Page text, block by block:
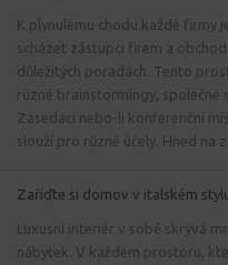
K plynulému chodu každé firmy
scházet zástupci firem a
důležitých poradách. Tento
různé brainstormingy, společné
Zasedací nebo-li konferenční
slouží pro různé účely. Hned na
Zařiďte si domov v italském
Luxusní interiér v sobě skrývá
nábytek. V každém prostoru,